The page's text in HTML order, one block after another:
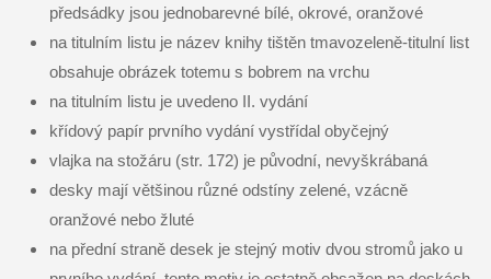
předsádky jsou jednobarevné bílé, okrové, oranžové
na titulním listu je název knihy tištěn tmavozeleně-titulní list
obsahuje obrázek totemu s bobrem na vrchu
na titulním listu je uvedeno II. vydání
křídový papír prvního vydání vystřídal obyčejný
vlajka na stožáru (str. 172) je původní, nevyškrábaná
desky mají většinou různé odstíny zelené, vzácně
oranžové nebo žluté
na přední straně desek je stejný motiv dvou stromů jako u